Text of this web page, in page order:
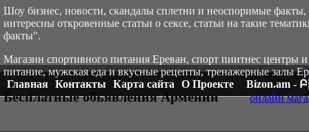
Шоу бизнес, новости, скандалы сплетни и неоспоримые факты,
интересны откровенные статьи о сексе, статьи на такие
факты".
Магазин спортивного питания Ереван, спорт пиитнес центры
питание, мужская еда и вкусные рецепты, тренажерные залы
Бесплатные обьявления Армении онлайн
Главная Контакты Карта сайта О Проекте Bizon.am -